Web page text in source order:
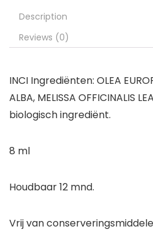
Description
Reviews (0)
INCI Ingrediënten: OLEA
ALBA, MELISSA OFFICINALIS
biologisch ingrediënt.
8 ml
Houdbaar 12 mnd.
Vrij van